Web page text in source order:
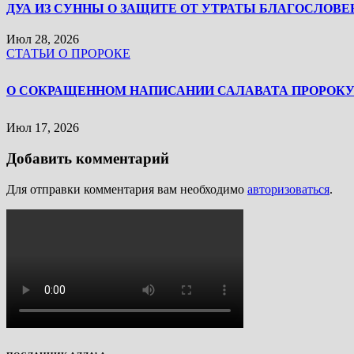
ДУА ИЗ СУННЫ О ЗАЩИТЕ ОТ УТРАТЫ
Июл 28, 2026
СТАТЬИ О ПРОРОКЕ
Июл 17, 2026
Добавить комментарий
Для отправки комментария вам необходимо авторизоваться.